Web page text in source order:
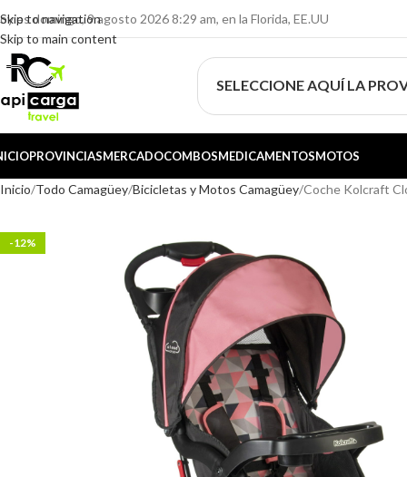
Skip to navigation
Skip to main content
es domingo, 9 agosto 2026 8:29 am, en la Florida, EE.UU
SELECCIONE AQUÍ LA
PROVINCIASMERCADOCOMBOSMEDICAMENTOSMOTOS
Inicio Todo Camagüey Bicicletas y Motos Camagüey Coche Kolcraft
-12%